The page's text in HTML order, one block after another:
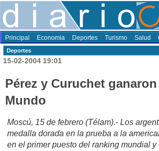
Principal Economia Deportes Turismo Salud
Deportes
15-02-2004 19:01
Pérez y Curuchet
Mundo
Moscú, 15 de febrero (Télam).- Los
medalla dorada en la prueba a la
en el primer puesto del ranking mundial